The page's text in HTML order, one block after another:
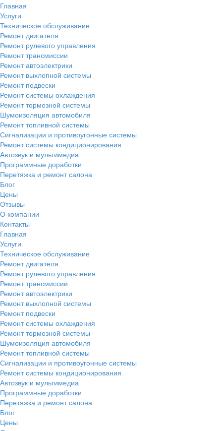
Главная
Услуги
Техническое обслуживание
Ремонт двигателя
Ремонт рулевого управления
Ремонт трансмиссии
Ремонт автоэлектрики
Ремонт выхлопной системы
Ремонт подвески
Ремонт системы охлаждения
Ремонт тормозной системы
Шумоизоляция автомобиля
Ремонт топливной системы
Сигнализации и противоугонные системы
Ремонт системы кондиционирования
Автозвук и мультимедиа
Программные доработки
Перетяжка и ремонт салона
Блог
Цены
Отзывы
О компании
Контакты
Главная
Услуги
Техническое обслуживание
Ремонт двигателя
Ремонт рулевого управления
Ремонт трансмиссии
Ремонт автоэлектрики
Ремонт выхлопной системы
Ремонт подвески
Ремонт системы охлаждения
Ремонт тормозной системы
Шумоизоляция автомобиля
Ремонт топливной системы
Сигнализации и противоугонные системы
Ремонт системы кондиционирования
Автозвук и мультимедиа
Программные доработки
Перетяжка и ремонт салона
Блог
Цены